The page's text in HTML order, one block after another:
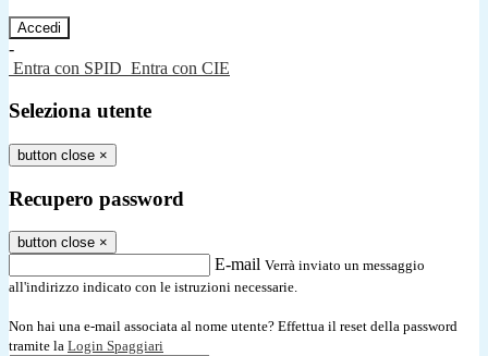
-
Entra con SPID Entra con CIE
Seleziona utente
button close ×
Recupero password
button close ×
E-mail Verrà inviato un messaggio
all'indirizzo indicato con le istruzioni necessarie.
Non hai una e-mail associata al nome utente? Effettua il reset della password
tramite la Login Spaggiari